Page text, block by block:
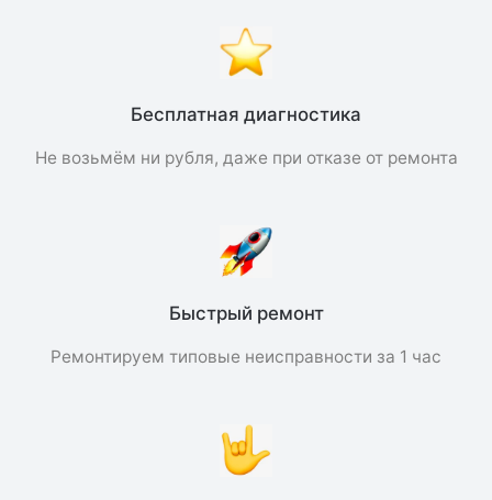
Бесплатная диагностика
Не возьмём ни рубля, даже при отказе от ремонта
Быстрый ремонт
Ремонтируем типовые неисправности за 1 час